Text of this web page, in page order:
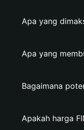
Apa yang
Apa yang
Bagaimana
Apakah harga